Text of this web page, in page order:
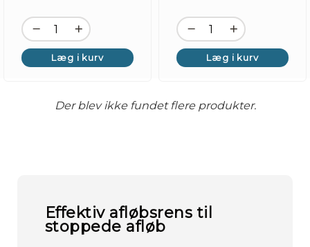
Læg i kurv Læg i kurv
Der blev ikke fundet flere produkter.
Effektiv afløbsrens til
stoppede afløb